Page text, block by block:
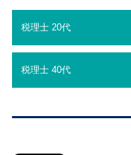
税理士 20代
税理士 40代